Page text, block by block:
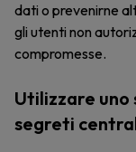
dati o prevenirne
gli utenti non
compromesse.
Utilizzare
segreti